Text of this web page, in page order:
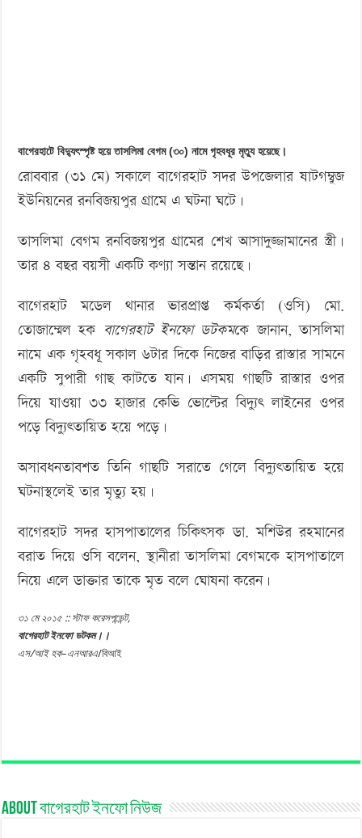
বাগেরহাটে বিদ্যুৎস্পৃষ্ট হয়ে তাসলিমা বেগম (৩০) নামে গৃহবধূর মৃত্যু হয়েছে।
রোববার (৩১ মে) সকালে বাগেরহাট সদর উপজেলার ষাটগম্বুজ
ইউনিয়নের রনবিজয়পুর গ্রামে এ ঘটনা ঘটে।
তাসলিমা বেগম রনবিজয়পুর গ্রামের শেখ আসাদুজ্জামানের স্ত্রী।
তার ৪ বছর বয়সী একটি কণ্যা সন্তান রয়েছে।
বাগেরহাট মডেল থানার ভারপ্রাপ্ত কর্মকর্তা (ওসি) মো.
তোজাম্মেল হক বাগেরহাট ইনফো ডটকমকে জানান, তাসলিমা
নামে এক গৃহবধূ সকাল ৬টার দিকে নিজের বাড়ির রাস্তার সামনে
একটি সুপারী গাছ কাটতে যান। এসময় গাছটি রাস্তার ওপর
দিয়ে যাওয়া ৩৩ হাজার কেভি ভোল্টের বিদ্যুৎ লাইনের ওপর
পড়ে বিদ্যুৎতায়িত হয়ে পড়ে।
অসাবধনতাবশত তিনি গাছটি সরাতে গেলে বিদ্যুৎতায়িত হয়ে
ঘটনাস্থলেই তার মৃত্যু হয়।
বাগেরহাট সদর হাসপাতালের চিকিৎসক ডা. মশিউর রহমানের
বরাত দিয়ে ওসি বলেন, স্থানীরা তাসলিমা বেগমকে হাসপাতালে
নিয়ে এলে ডাক্তার তাকে মৃত বলে ঘোষনা করেন।
৩১ মে ২০১৫ :: স্টাফকরেসপন্ডেন্ট,
বাগেরহাট ইনফো ডটকম।।
এস/আইহক–এনআরএ/বিআই
About বাগেরহাট ইনফো নিউজ